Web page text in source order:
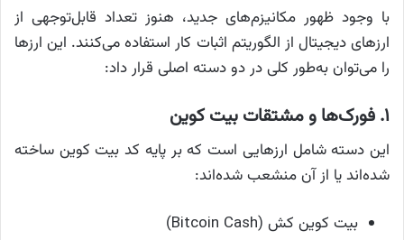
با وجود ظهور مکانیزم‌های جدید، هنوز تعداد قابل‌توجهی از
ارزهای دیجیتال از الگوریتم اثبات کار استفاده می‌کنند. این ارزها
را می‌توان به‌طور کلی در دو دسته اصلی قرار داد:
۱. فورک‌ها و مشتقات بیت‌ کوین
این دسته شامل ارزهایی است که بر پایه کد بیت‌ کوین ساخته
شده‌اند یا از آن منشعب شده‌اند:
بیت‌ کوین کش (Bitcoin Cash)